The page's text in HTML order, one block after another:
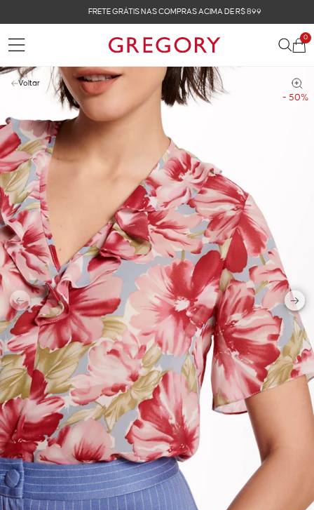
FRETE GRÁTIS NAS COMPRAS ACIMA DE R$ 899
0
- 50%
Voltar